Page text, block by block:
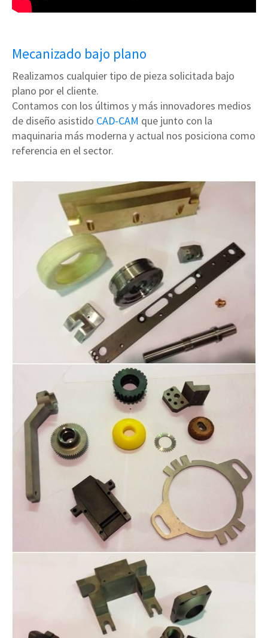
Mecanizado bajo plano
Realizamos cualquier tipo de pieza solicitada bajo
plano por el cliente.
Contamos con los últimos y más innovadores medios
de diseño asistido CAD-CAM que junto con la
maquinaria más moderna y actual nos posiciona como
referencia en el sector.